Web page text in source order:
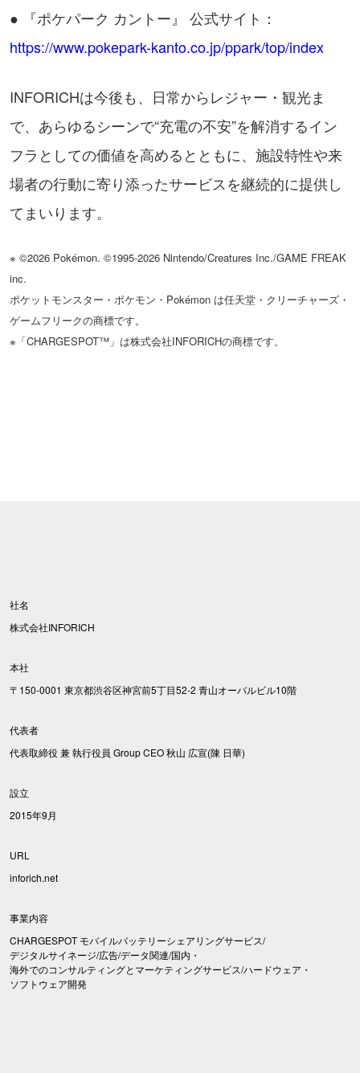
● 『ポケパーク カントー』 公式サイト：
https://www.pokepark-kanto.co.jp/ppark/top/index
INFORICHは今後も、日常からレジャー・観光ま
で、あらゆるシーンで“充電の不安”を解消するイン
フラとしての価値を高めるとともに、施設特性や来
場者の行動に寄り添ったサービスを継続的に提供し
てまいります。
※ ©2026 Pokémon. ©1995-2026 Nintendo/Creatures Inc./GAME FREAK
inc.
ポケットモンスター・ポケモン・Pokémon は任天堂・クリーチャーズ・
ゲームフリークの商標です。
※「CHARGESPOT™」は株式会社INFORICHの商標です。
社名
株式会社INFORICH
本社
〒150-0001 東京都渋谷区神宮前5丁目52-2 青山オーバルビル10階
代表者
代表取締役 兼 執行役員 Group CEO 秋山 広宣(陳 日華)
設立
2015年9月
URL
inforich.net
事業内容
CHARGESPOT モバイルバッテリーシェアリングサービス/
デジタルサイネージ/広告/データ関連/国内・
海外でのコンサルティングとマーケティングサービス/ハードウェア・
ソフトウェア開発